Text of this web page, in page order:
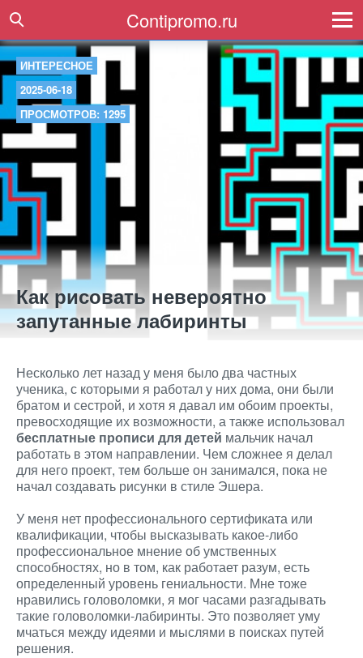
Contipromo.ru
ИНТЕРЕСНОЕ
2025-06-18
ПРОСМОТРОВ: 1295
Как рисовать невероятно
запутанные лабиринты
Несколько лет назад у меня было два частных
ученика, с которыми я работал у них дома, они были
братом и сестрой, и хотя я давал им обоим проекты,
превосходящие их возможности, а также использовал
бесплатные прописи для детей мальчик начал
работать в этом направлении. Чем сложнее я делал
для него проект, тем больше он занимался, пока не
начал создавать рисунки в стиле Эшера.
У меня нет профессионального сертификата или
квалификации, чтобы высказывать какое-либо
профессиональное мнение об умственных
способностях, но в том, как работает разум, есть
определенный уровень гениальности. Мне тоже
нравились головоломки, я мог часами разгадывать
такие головоломки-лабиринты. Это позволяет уму
мчаться между идеями и мыслями в поисках путей
решения.